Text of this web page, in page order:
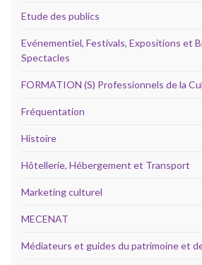
Etude des publics
Evénementiel, Festivals, Expositions et
Spectacles
FORMATION (S) Professionnels de la
Fréquentation
Histoire
Hôtellerie, Hébergement et Transport
Marketing culturel
MECENAT
Médiateurs et guides du patrimoine et